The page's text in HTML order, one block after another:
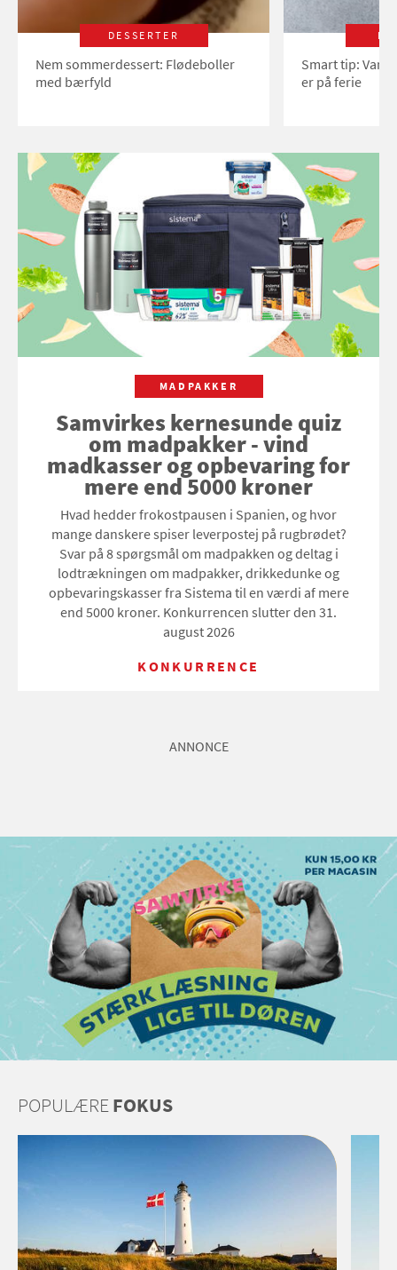
DESSERTER
Nem sommerdessert: Flødeboller
med bærfyld
Smart tip:
er på ferie
MADPAKKER
Samvirkes kernesunde quiz
om madpakker - vind
madkasser og opbevaring for
mere end 5000 kroner
Hvad hedder frokostpausen i Spanien, og hvor
mange danskere spiser leverpostej på rugbrødet?
Svar på 8 spørgsmål om madpakken og deltag i
lodtrækningen om madpakker, drikkedunke og
opbevaringskasser fra Sistema til en værdi af mere
end 5000 kroner. Konkurrencen slutter den 31.
august 2026
KONKURRENCE
ANNONCE
POPULÆREFOKUS